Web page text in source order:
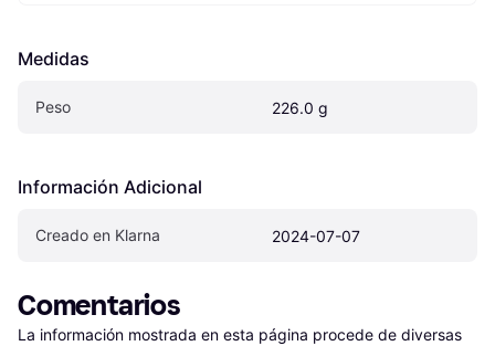
Medidas
Peso 226.0 g
Información Adicional
Creado en Klarna 2024-07-07
Comentarios
La información mostrada en esta página procede de diversas